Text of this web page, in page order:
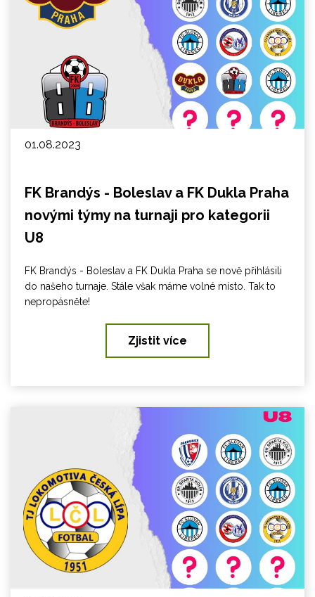
01.08.2023
FK Brandýs - Boleslav a FK Dukla Praha
novými týmy na turnaji pro kategorii
U8
FK Brandýs - Boleslav a FK Dukla Praha se nově přihlásili
do našeho turnaje. Stále však máme volné místo. Tak to
nepropásněte!
Zjistit více